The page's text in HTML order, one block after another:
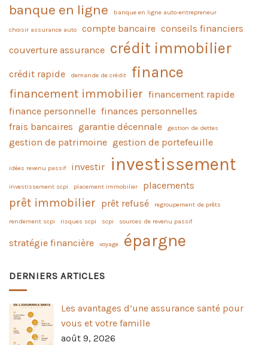
banque en ligne banque en ligne auto-entrepreneur
choisir assurance auto compte bancaire conseils financiers
couverture assurance crédit immobilier
crédit rapide demande de crédit finance
financement immobilier financement rapide
finance personnelle finances personnelles
frais bancaires garantie décennale gestion de dettes
gestion de patrimoine gestion de portefeuille
idées revenu passif investir investissement
investissement scpi placement immobilier placements
prêt immobilier prêt refusé regroupement de prêts
rendement scpi risques scpi scpi sources de revenu passif
stratégie financière voyage épargne
DERNIERS ARTICLES
Les avantages d’une assurance santé pour
vous et votre famille
août 9, 2026